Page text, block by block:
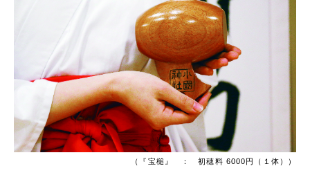
（『宝槌』 ： 初穂料 6000円（１体））